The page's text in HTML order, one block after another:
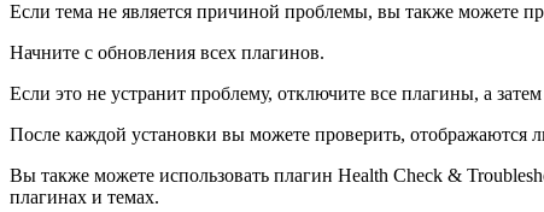
Если тема не является причиной проблемы, вы также можете
Начните с обновления всех плагинов.
Если это не устранит проблему, отключите все плагины, а
После каждой установки вы можете проверить, отображаются
Вы также можете использовать плагин Health Check &
плагинах и темах.